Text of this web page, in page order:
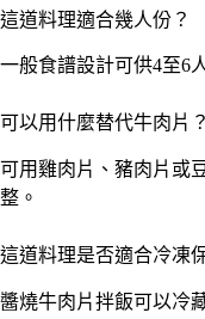
這道料理適合幾人份？
一般食譜設計可供4至6
可以用什麼替代牛肉片？
可用雞肉片、豬肉片或
整。
這道料理是否適合冷凍
醬燒牛肉片拌飯可以冷